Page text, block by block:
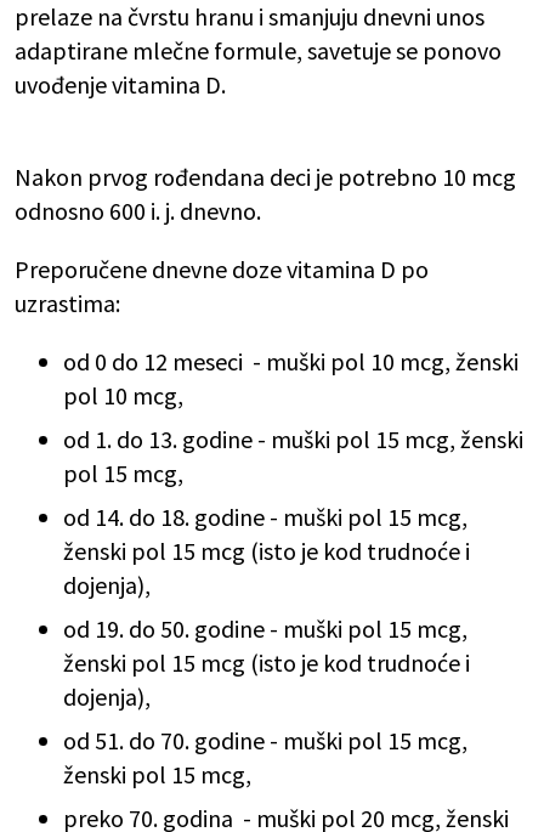
prelaze na čvrstu hranu i smanjuju dnevni unos
adaptirane mlečne formule, savetuje se ponovo
uvođenje vitamina D.
Nakon prvog rođendana deci je potrebno 10 mcg
odnosno 600 i. j. dnevno.
Preporučene dnevne doze vitamina D po
uzrastima:
od 0 do 12 meseci - muški pol 10 mcg, ženski
pol 10 mcg,
od 1. do 13. godine - muški pol 15 mcg, ženski
pol 15 mcg,
od 14. do 18. godine - muški pol 15 mcg,
ženski pol 15 mcg (isto je kod trudnoće i
dojenja),
od 19. do 50. godine - muški pol 15 mcg,
ženski pol 15 mcg (isto je kod trudnoće i
dojenja),
od 51. do 70. godine - muški pol 15 mcg,
ženski pol 15 mcg,
preko 70. godina - muški pol 20 mcg, ženski